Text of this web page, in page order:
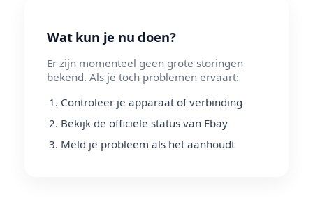
Wat kun je nu doen?
Er zijn momenteel geen grote storingen
bekend. Als je toch problemen ervaart:
Controleer je apparaat of verbinding
Bekijk de officiële status van Ebay
Meld je probleem als het aanhoudt